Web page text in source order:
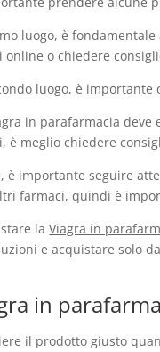
luogo, è
online o chiedere
luogo, è
in parafarmacia
è meglio chiedere
è importante seguire
farmaci, quindi è
laViagra in
e acquistare solo
in
il prodotto giusto